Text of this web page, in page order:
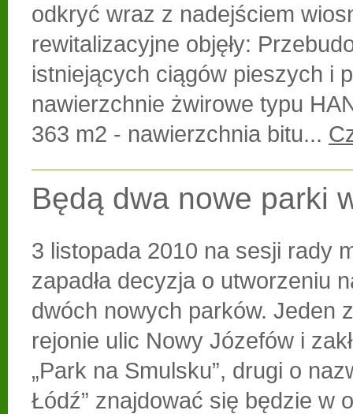
odkryć wraz z nadejściem
rewitalizacyjne objęły:
istniejących ciągów pieszych i
nawierzchnie żwirowe typu
363 m2 - nawierzchnia bitu...
Będą dwa nowe parki
3 listopada 2010 na sesji rady
zapadła decyzja o utworzeniu
dwóch nowych parków. Jeden
rejonie ulic Nowy Józefów i
„Park na Smulsku”, drugi o
Łódź” znajdować się będzie w